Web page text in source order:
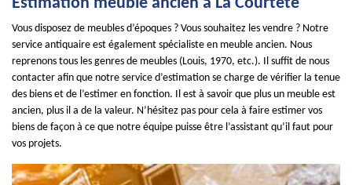
Vous disposez de meubles d’époques ? Vous souhaitez les vendre ? Notre
service antiquaire est également spécialiste en meuble ancien. Nous
reprenons tous les genres de meubles (Louis, 1970, etc.). Il suffit de nous
contacter afin que notre service d’estimation se charge de vérifier la tenue
des biens et de l’estimer en fonction. Il est à savoir que plus un meuble est
ancien, plus il a de la valeur. N’hésitez pas pour cela à faire estimer vos
biens de façon à ce que notre équipe puisse être l’assistant qu’il faut pour
vos projets.